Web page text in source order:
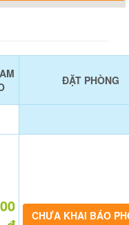
ĐẶT PHÒNG
CHƯA KHAI BÁO